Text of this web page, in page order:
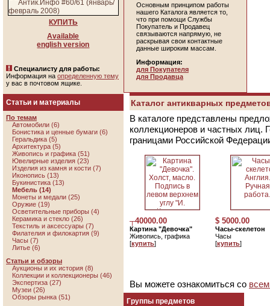
КУПИТЬ
Available
english version
Специалисту для работы:
Информация на определенную тему
у вас в почтовом ящике.
Статьи и материалы
По темам
Автомобили (6)
Бонистика и ценные бумаги (6)
Геральдика (5)
Архитектура (5)
Живопись и графика (51)
Ювелирные изделия (23)
Изделия из камня и кости (7)
Иконопись (13)
Букинистика (13)
Мебель (14)
Монеты и медали (25)
Оружие (19)
Осветительные приборы (4)
Керамика и стекло (26)
Текстиль и аксессуары (7)
Филателия и филокартия (9)
Часы (7)
Литье (6)
Статьи и обзоры
Аукционы и их история (8)
Коллекции и коллекционеры (46)
Экспертиза (27)
Музеи (26)
Обзоры рынка (51)
Основным принципом работы
нашего Каталога является то,
что при помощи Службы
Покупатель и Продавец
связываются напрямую, не
раскрывая свои контактные
данные широким массам.
Информация:
для Покупателя
для Продавца
Каталог антикварных
В каталоге представлены
коллекционеров и частных лиц.
границами Российской
┬40000.00
Картина "Девочка"
Живопись, графика
[купить]
$ 5000.00
Часы-скелетон
Часы
[купить]
Вы можете ознакомиться со
Группы предметов